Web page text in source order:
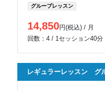
グループレッスン
14,850円(税込) / 月
回数：4 / 1セッション40分
レギュラーレッスン グ